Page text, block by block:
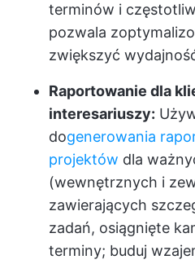
terminów i
pozwala
zwiększyć
Raportowanie dla
interesariuszy:
dogenerowania
projektów dla
(wewnętrznych i
zawierających
zadań, osiągnięte
terminy; buduj